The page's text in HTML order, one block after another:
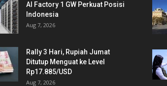
AI Factory 1 GW Perkuat Posisi
Indonesia
Aug 7, 2026
Rally 3 Hari, Rupiah Jumat
Ditutup Menguat ke Level
Rp17.885/USD
Aug 7, 2026